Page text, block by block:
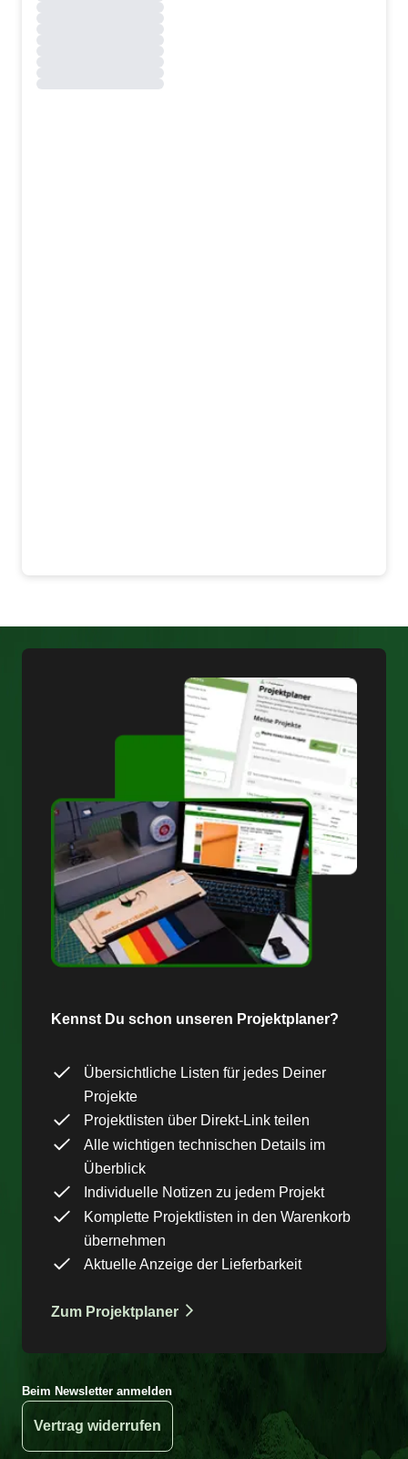
Kennst Du schon unseren Projektplaner?
Übersichtliche Listen für jedes Deiner
Projekte
Projektlisten über Direkt-Link teilen
Alle wichtigen technischen Details im
Überblick
Individuelle Notizen zu jedem Projekt
Komplette Projektlisten in den Warenkorb
übernehmen
Aktuelle Anzeige der Lieferbarkeit
Zum Projektplaner
Beim Newsletter anmelden
Vertrag widerrufen